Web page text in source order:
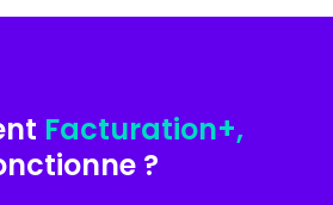
Facturation+,
?